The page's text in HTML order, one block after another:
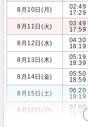
8月10日(月)
02:49
17:29
8月11日(火)
03:49
17:59
8月12日(水)
04:30
18:19
8月13日(木)
05:19
18:39
8月14日(金)
05:50
18:59
8月15日(土)
06:20
19:19
8月16日(日)
07:00
19:39